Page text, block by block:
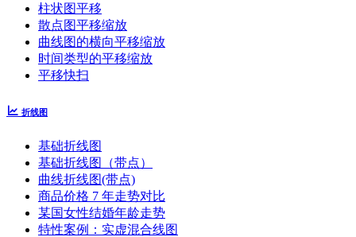
柱状图平移
散点图平移缩放
曲线图的横向平移缩放
时间类型的平移缩放
平移快扫
折线图
基础折线图
基础折线图（带点）
曲线折线图(带点)
商品价格 7 年走势对比
某国女性结婚年龄走势
特性案例：实虚混合线图